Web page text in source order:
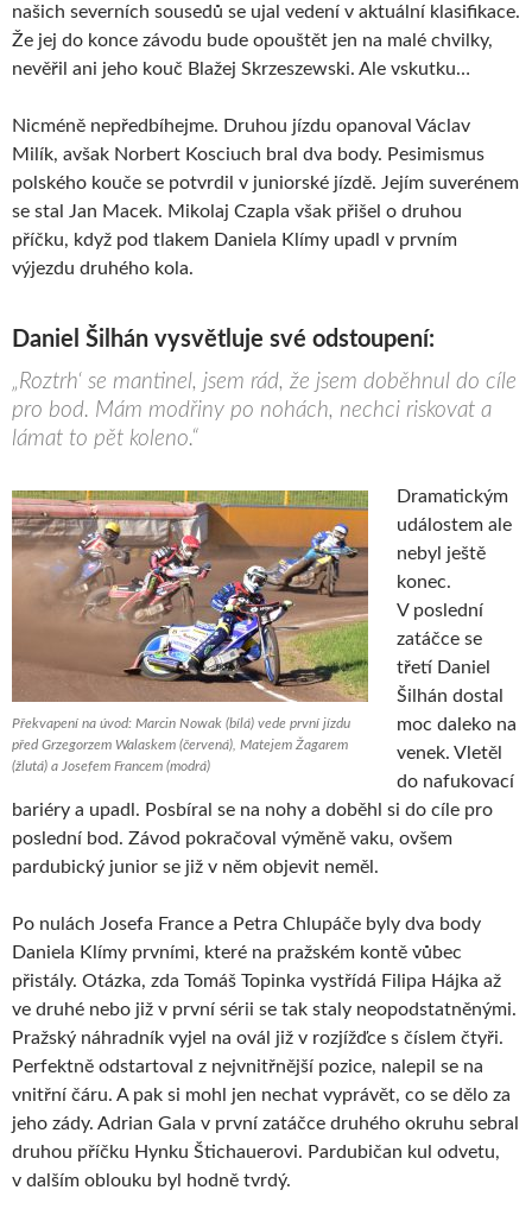
našich severních sousedů se ujal vedení v aktuální klasifikace.
Že jej do konce závodu bude opouštět jen na malé chvilky,
nevěřil ani jeho kouč Blažej Skrzeszewski. Ale vskutku…
Nicméně nepředbíhejme. Druhou jízdu opanoval Václav
Milík, avšak Norbert Kosciuch bral dva body. Pesimismus
polského kouče se potvrdil v juniorské jízdě. Jejím suverénem
se stal Jan Macek. Mikolaj Czapla však přišel o druhou
příčku, když pod tlakem Daniela Klímy upadl v prvním
výjezdu druhého kola.
Daniel Šilhán vysvětluje své odstoupení:
„Roztrh‘ se mantinel, jsem rád, že jsem doběhnul do cíle
pro bod. Mám modřiny po nohách, nechci riskovat a
lámat to pět koleno.“
Překvapení na úvod: Marcin Nowak (bílá) vede první jízdu
před Grzegorzem Walaskem (červená), Matejem Žagarem
(žlutá) a Josefem Francem (modrá)
Dramatickým
událostem ale
nebyl ještě
konec.
V poslední
zatáčce se
třetí Daniel
Šilhán dostal
moc daleko na
venek. Vletěl
do nafukovací
bariéry a upadl. Posbíral se na nohy a doběhl si do cíle pro
poslední bod. Závod pokračoval výměně vaku, ovšem
pardubický junior se již v něm objevit neměl.
Po nulách Josefa France a Petra Chlupáče byly dva body
Daniela Klímy prvními, které na pražském kontě vůbec
přistály. Otázka, zda Tomáš Topinka vystřídá Filipa Hájka až
ve druhé nebo již v první sérii se tak staly neopodstatněnými.
Pražský náhradník vyjel na ovál již v rozjížďce s číslem čtyři.
Perfektně odstartoval z nejvnitřnější pozice, nalepil se na
vnitřní čáru. A pak si mohl jen nechat vyprávět, co se dělo za
jeho zády. Adrian Gala v první zatáčce druhého okruhu sebral
druhou příčku Hynku Štichauerovi. Pardubičan kul odvetu,
v dalším oblouku byl hodně tvrdý.